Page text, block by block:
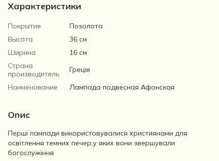
Характеристики
Покрытие
Позолота
Высота
36 см
Ширина
16 см
Страна
производитель
Греція
Наименование
Лампада подвесная Афонская
Опис
Перші лампади використовувалися християнами для
освітлення темних печер,у яких вони звершували
богослужіння